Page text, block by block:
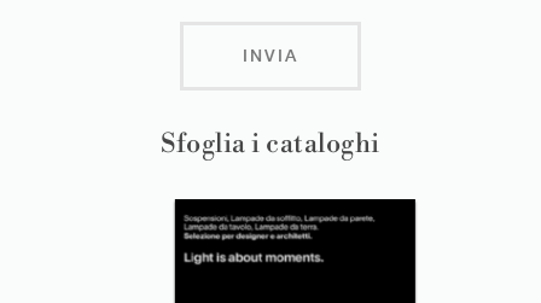
Sfoglia i cataloghi
INVIA